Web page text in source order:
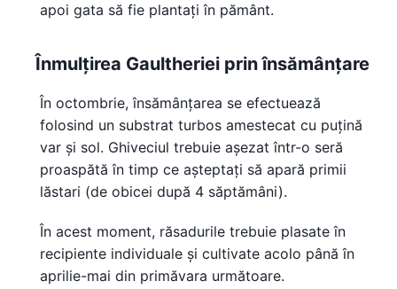
apoi gata să fie plantați în pământ.
Înmulțirea Gaultheriei prin însămânțare
În octombrie, însămânțarea se efectuează
folosind un substrat turbos amestecat cu puțină
var și sol. Ghiveciul trebuie așezat într-o seră
proaspătă în timp ce așteptați să apară primii
lăstari (de obicei după 4 săptămâni).
În acest moment, răsadurile trebuie plasate în
recipiente individuale și cultivate acolo până în
aprilie-mai din primăvara următoare.